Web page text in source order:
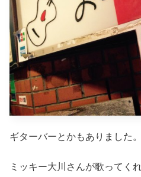
ギターバーとかもありました。
ミッキー大川さんが歌ってく